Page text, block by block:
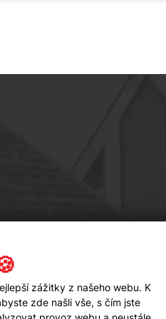
zážitky z našeho webu. K
zde našli vše, s čím jste